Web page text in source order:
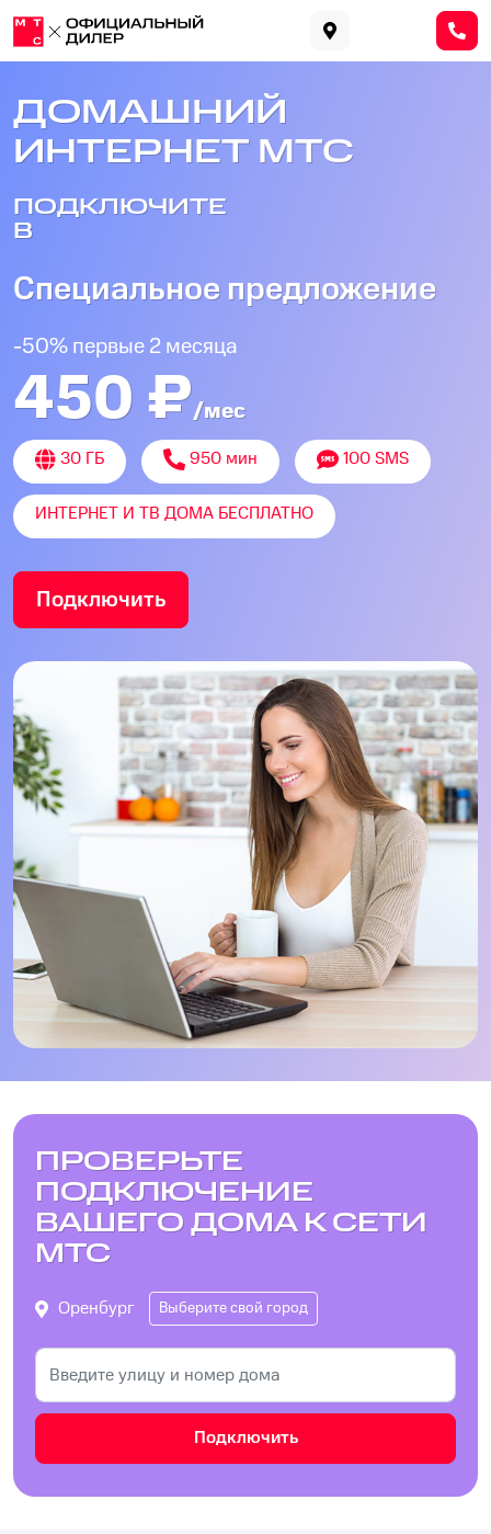
ДОМАШНИЙ
ИНТЕРНЕТ МТС
ПОДКЛЮЧИТЕ
В
Специальное предложение
-50% первые 2 месяца
450 ₽/мес
30 ГБ 950 мин 100 SMS
ИНТЕРНЕТ И ТВ ДОМА БЕСПЛАТНО
Подключить
ПРОВЕРЬТЕ
ПОДКЛЮЧЕНИЕ
ВАШЕГО ДОМА К СЕТИ
МТС
Оренбург Выберите свой город
Подключить